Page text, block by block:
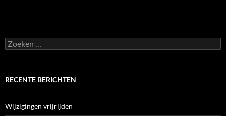
Zoeken
naar:
RECENTE BERICHTEN
Wijzigingen vrijrijden